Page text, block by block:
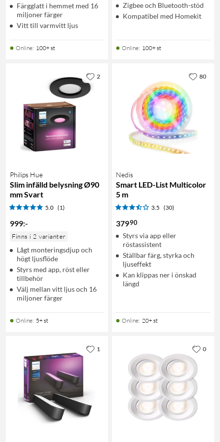
Färgglatt i hemmet med 16
miljoner färger
Vitt till varmvitt ljus
Online: 100+ st
Zigbee och Bluetooth-stöd
Kompatibel med Homekit
Online: 100+ st
Philips Hue
Slim infälld belysning Ø90
mm Svart
5.0 (1)
999:-
Finns i 2 varianter
Lågt monteringsdjup och
högt ljusflöde
Styrs med app, röst eller
tillbehör
Välj mellan vitt ljus och 16
miljoner färger
Online: 5+ st
2
Nedis
Smart LED-List Multicolor
5 m
3.5 (30)
37990
Styrs via app eller
röstassistent
Ställbar färg, styrka och
ljuseffekt
Kan klippas ner i önskad
längd
Online: 20+ st
80
1 0